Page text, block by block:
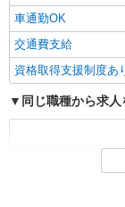
車通勤OK
交通費支給
資格取得支援制度あ
同じ職種から求人
同じ特徴から求